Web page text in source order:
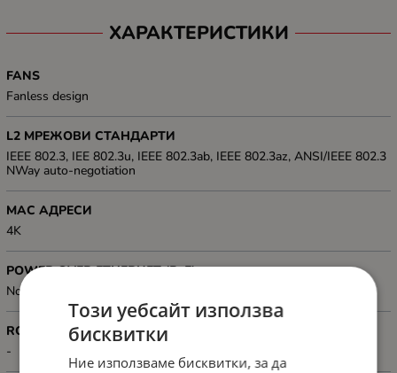
ХАРАКТЕРИСТИКИ
FANS
Fanless design
L2 МРЕЖОВИ СТАНДАРТИ
IEEE 802.3, IEE 802.3u, IEEE 802.3ab, IEEE 802.3az, ANSI/IEEE 802.3
NWay auto-negotiation
MAC АДРЕСИ
4K
POWER OVER ETHERNET (PoE)
No
ROUTING
-
Този уебсайт използва
бисквитки
Ние използваме бисквитки, за да